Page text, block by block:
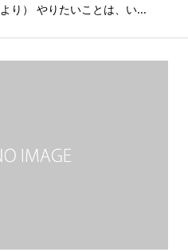
り） やりたいことは、い...